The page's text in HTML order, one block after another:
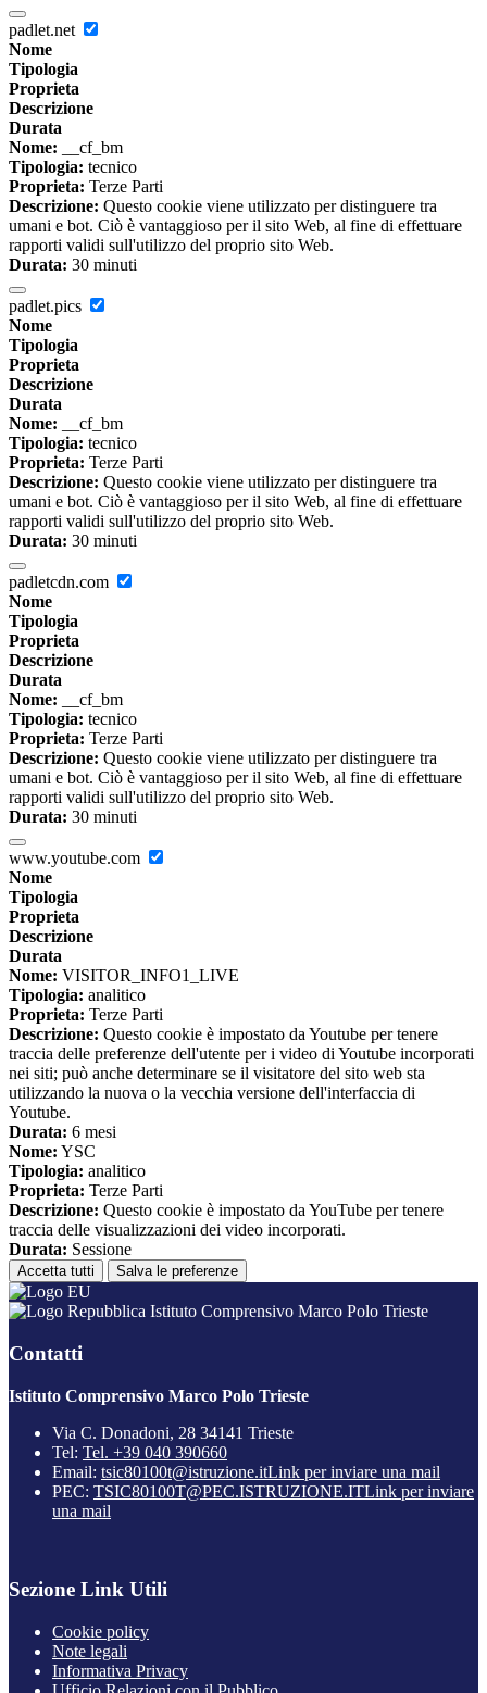
padlet.net
Nome
Tipologia
Proprieta
Descrizione
Durata
Nome: __cf_bm
Tipologia: tecnico
Proprieta: Terze Parti
Descrizione: Questo cookie viene utilizzato per distinguere tra
umani e bot. Ciò è vantaggioso per il sito Web, al fine di effettuare
rapporti validi sull'utilizzo del proprio sito Web.
Durata: 30 minuti
padlet.pics
Nome
Tipologia
Proprieta
Descrizione
Durata
Nome: __cf_bm
Tipologia: tecnico
Proprieta: Terze Parti
Descrizione: Questo cookie viene utilizzato per distinguere tra
umani e bot. Ciò è vantaggioso per il sito Web, al fine di effettuare
rapporti validi sull'utilizzo del proprio sito Web.
Durata: 30 minuti
padletcdn.com
Nome
Tipologia
Proprieta
Descrizione
Durata
Nome: __cf_bm
Tipologia: tecnico
Proprieta: Terze Parti
Descrizione: Questo cookie viene utilizzato per distinguere tra
umani e bot. Ciò è vantaggioso per il sito Web, al fine di effettuare
rapporti validi sull'utilizzo del proprio sito Web.
Durata: 30 minuti
www.youtube.com
Nome
Tipologia
Proprieta
Descrizione
Durata
Nome: VISITOR_INFO1_LIVE
Tipologia: analitico
Proprieta: Terze Parti
Descrizione: Questo cookie è impostato da Youtube per tenere
traccia delle preferenze dell'utente per i video di Youtube incorporati
nei siti; può anche determinare se il visitatore del sito web sta
utilizzando la nuova o la vecchia versione dell'interfaccia di
Youtube.
Durata: 6 mesi
Nome: YSC
Tipologia: analitico
Proprieta: Terze Parti
Descrizione: Questo cookie è impostato da YouTube per tenere
traccia delle visualizzazioni dei video incorporati.
Durata: Sessione
Accetta tutti Salva le preferenze
Istituto Comprensivo Marco Polo Trieste
Contatti
Istituto Comprensivo Marco Polo Trieste
Via C. Donadoni, 28 34141 Trieste
Tel: Tel. +39 040 390660
Email: tsic80100t@istruzione.itLink per inviare una mail
PEC: TSIC80100T@PEC.ISTRUZIONE.ITLink per inviare
una mail
Sezione Link Utili
Cookie policy
Note legali
Informativa Privacy